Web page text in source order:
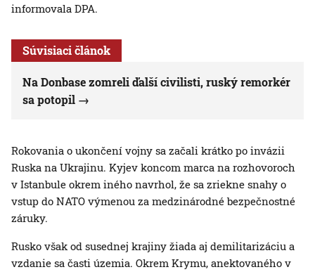
informovala DPA.
Súvisiaci článok
Na Donbase zomreli ďalší civilisti, ruský remorkér
sa potopil
Rokovania o ukončení vojny sa začali krátko po invázii
Ruska na Ukrajinu. Kyjev koncom marca na rozhovoroch
v Istanbule okrem iného navrhol, že sa zriekne snahy o
vstup do NATO výmenou za medzinárodné bezpečnostné
záruky.
Rusko však od susednej krajiny žiada aj demilitarizáciu a
vzdanie sa časti územia. Okrem Krymu, anektovaného v